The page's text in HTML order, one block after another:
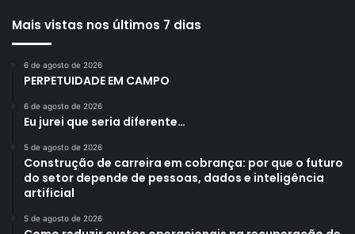
Mais vistas nos últimos 7 dias
6 de agosto de 2026
PERPETUIDADE EM CAMPO
6 de agosto de 2026
Eu jurei que seria diferente…
5 de agosto de 2026
Construção de carreira em cobrança: por que o futuro
do setor depende de pessoas, dados e inteligência
artificial
5 de agosto de 2026